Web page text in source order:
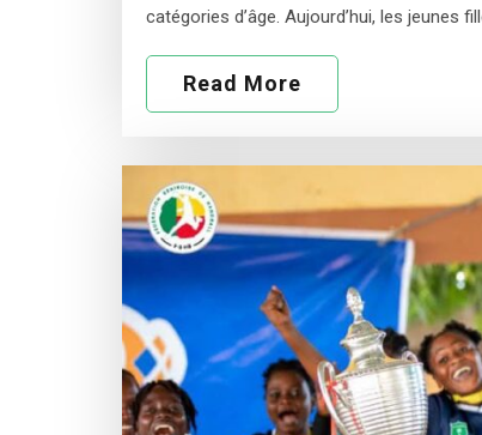
catégories d’âge. Aujourd’hui, les jeunes
Read More